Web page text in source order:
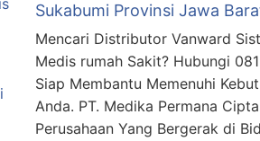
Sukabumi Provinsi Jawa
Mencari Distributor Vanward
Medis rumah Sakit? Hubungi
Siap Membantu Memenuhi
Anda. PT. Medika Permana
Perusahaan Yang Bergerak di